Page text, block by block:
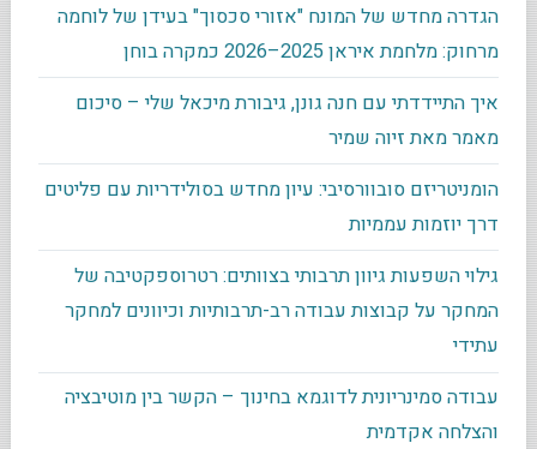
הגדרה מחדש של המונח "אזורי סכסוך" בעידן של לוחמה
מרחוק: מלחמת איראן 2025–2026 כמקרה בוחן
איך התיידדתי עם חנה גונן, גיבורת מיכאל שלי – סיכום
מאמר מאת זיוה שמיר
הומניטריזם סובוורסיבי: עיון מחדש בסולידריות עם פליטים
דרך יוזמות עממיות
גילוי השפעות גיוון תרבותי בצוותים: רטרוספקטיבה של
המחקר על קבוצות עבודה רב-תרבותיות וכיוונים למחקר
עתידי
עבודה סמינריונית לדוגמא בחינוך – הקשר בין מוטיבציה
והצלחה אקדמית